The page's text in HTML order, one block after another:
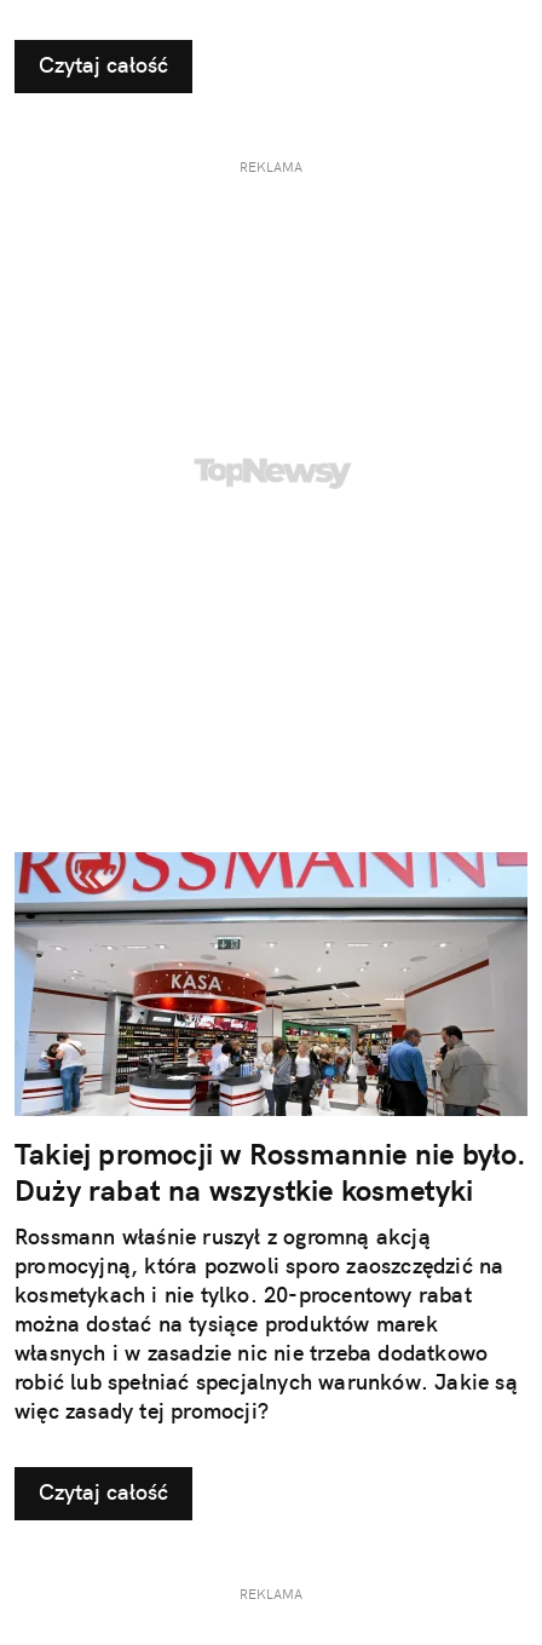
Czytaj całość
REKLAMA
Takiej promocji w Rossmannie nie było.
Duży rabat na wszystkie kosmetyki
Rossmann właśnie ruszył z ogromną akcją
promocyjną, która pozwoli sporo zaoszczędzić na
kosmetykach i nie tylko. 20-procentowy rabat
można dostać na tysiące produktów marek
własnych i w zasadzie nic nie trzeba dodatkowo
robić lub spełniać specjalnych warunków. Jakie są
więc zasady tej promocji?
Czytaj całość
REKLAMA